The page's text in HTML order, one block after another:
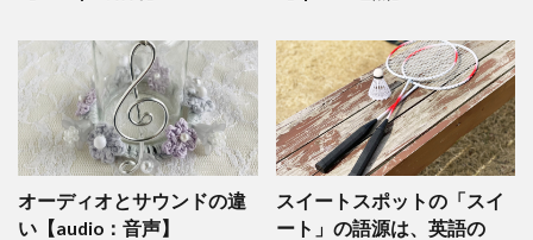
オーディオとサウンドの違
い【audio：音声】
スイートスポットの「スイ
ート」の語源は、英語の